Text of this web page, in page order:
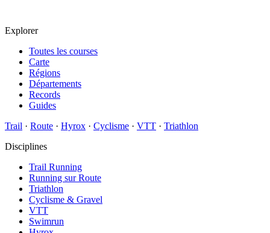
Explorer
Toutes les courses
Carte
Régions
Départements
Records
Guides
Trail · Route · Hyrox · Cyclisme · VTT · Triathlon
Disciplines
Trail Running
Running sur Route
Triathlon
Cyclisme & Gravel
VTT
Swimrun